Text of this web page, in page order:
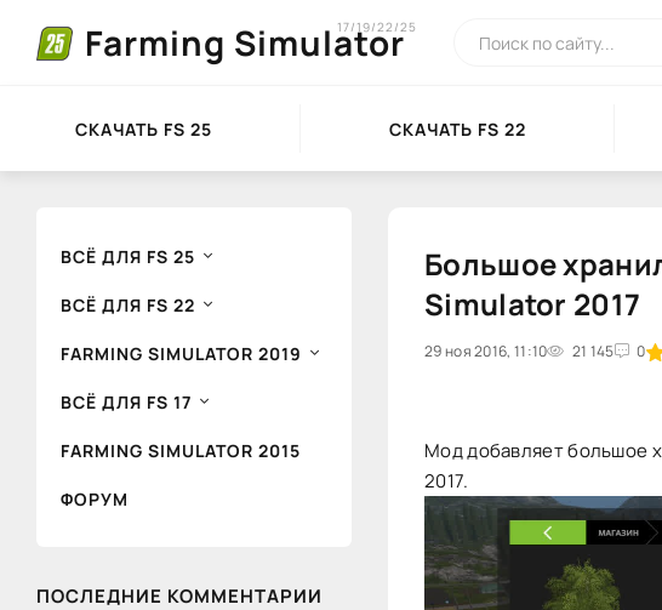
Farming Simulator
17/19/22/25
СКАЧАТЬ FS 25 СКАЧАТЬ FS 22
ВСЁ ДЛЯ FS 25
ВСЁ ДЛЯ FS 22
FARMING SIMULATOR 2019
ВСЁ ДЛЯ FS 17
FARMING SIMULATOR 2015
ФОРУМ
ПОСЛЕДНИЕ КОММЕНТАРИИ
Большое
Simulator 2017
29 ноя 2016, 11:10 21 145 0
1 2 3 4 5
Мод добавляет большое
2017.